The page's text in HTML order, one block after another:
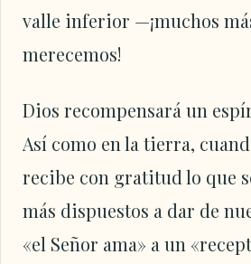
valle inferior —¡muchos
merecemos!
Dios recompensará un
Así como en la tierra,
recibe con gratitud lo que
más dispuestos a dar de
«el Señor ama» a un